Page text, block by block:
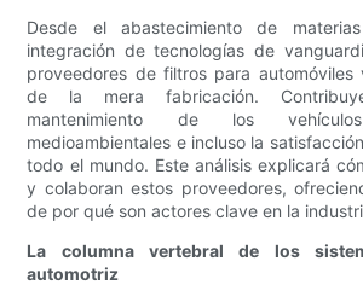
Desde el abastecimiento de
integración de tecnologías de
proveedores de filtros para automóviles
de la mera fabricación.
mantenimiento de los
medioambientales e incluso la
todo el mundo. Este análisis explicará
y colaboran estos proveedores,
de por qué son actores clave en la
La columna vertebral de los
automotriz